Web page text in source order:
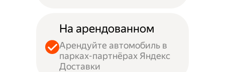
На арендованном
Арендуйте автомобиль в
парках-партнёрах Яндекс
Доставки